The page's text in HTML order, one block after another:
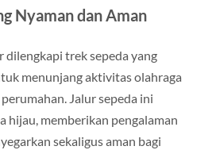
Nyaman dan Aman
dilengkapi trek sepeda yang
menunjang aktivitas olahraga
Jalur sepeda ini
hijau, memberikan pengalaman
sekaligus aman bagi